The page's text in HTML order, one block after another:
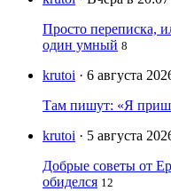
Просто переписка,
один умный 8
krutoi · 6 августа
Там пишут: «Я
krutoi · 5 августа
Добрые советы от
обиделся 12